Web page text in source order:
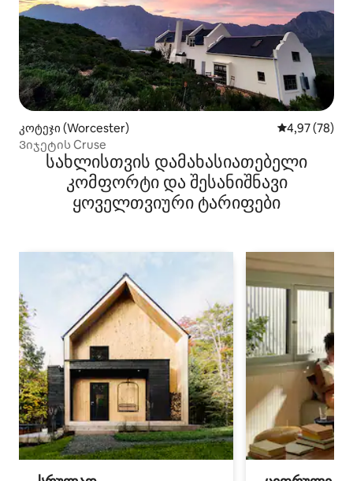
კოტეჯი (Worcester) საშუალო
4,97 (78)
Ვიჯეტის Cruse
სახლისთვის დამახასიათებელი
კომფორტი და შესანიშნავი
ყოველთვიური ტარიფები